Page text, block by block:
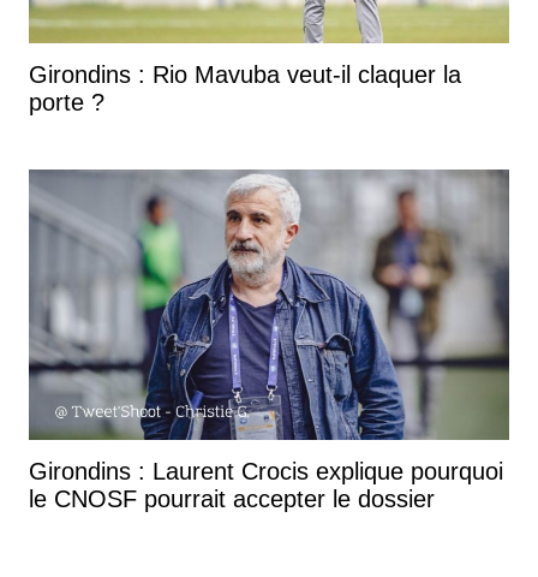
Girondins : Rio Mavuba veut-il claquer la
porte ?
Girondins : Laurent Crocis explique pourquoi
le CNOSF pourrait accepter le dossier